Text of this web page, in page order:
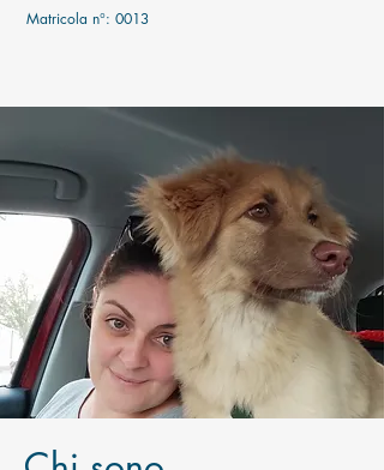
Matricola n°: 0013